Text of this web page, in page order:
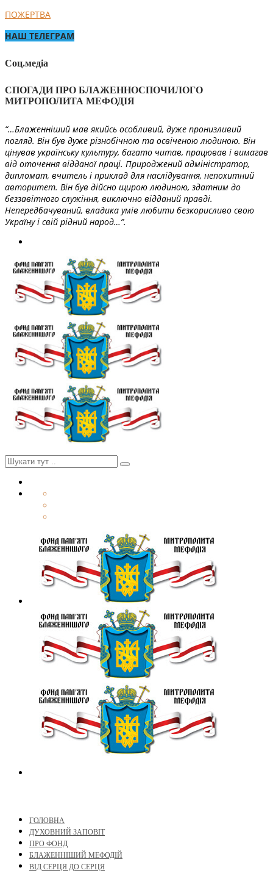
ПОЖЕРТВА
НАШ ТЕЛЕГРАМ
Соц.медіа
СПОГАДИ ПРО БЛАЖЕННОСПОЧИЛОГО
МИТРОПОЛИТА МЕФОДІЯ
“…Блаженніший мав якийсь особливий, дуже пронизливий
погляд. Він був дуже різнобічною та освіченою людиною. Він
цінував українську культуру, багато читав, працював і вимагав
від оточення відданої праці. Природжений адміністратор,
дипломат, вчитель і приклад для наслідування, непохитний
авторитет. Він був дійсно щирою людиною, здатним до
беззавітного служіння, виключно відданий правді.
Непередбачуваний, владика умів любити безкорисливо свою
Україну і свій рідний народ…”.
ГОЛОВНА
ДУХОВНИЙ ЗАПОВІТ
ПРО ФОНД
БЛАЖЕННІШИЙ МЕФОДІЙ
ВІД СЕРЦЯ ДО СЕРЦЯ